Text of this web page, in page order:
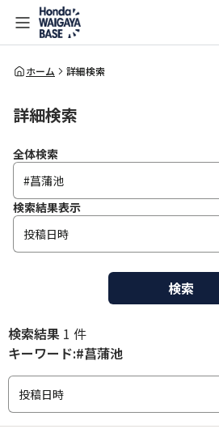
全体検索
ホーム 詳細検索
詳細検索
全体検索
検索結果表示
投稿日時
検索
検索結果 1 件
キーワード:#菖蒲池
投稿日時